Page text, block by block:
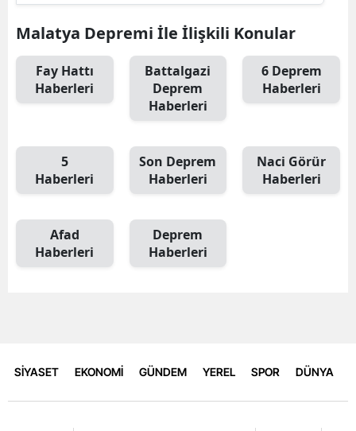
Malatya Depremi İle İlişkili Konular
Fay Hattı
Haberleri
Battalgazi
Deprem
Haberleri
6 Deprem
Haberleri
5
Haberleri
Son Deprem
Haberleri
Naci Görür
Haberleri
Afad
Haberleri
Deprem
Haberleri
SİYASET EKONOMİ GÜNDEM YEREL SPOR DÜNYA